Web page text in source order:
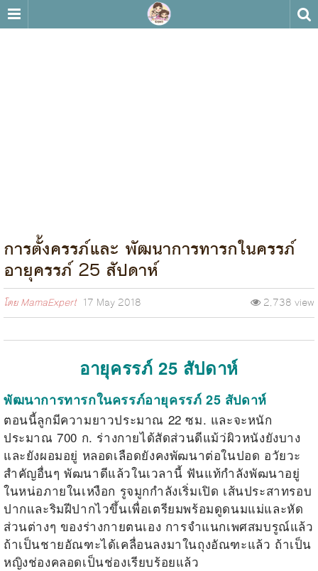
การตั้งครรภ์และ พัฒนาการทารกในครรภ์
อายุครรภ์ 25 สัปดาห์
โดยMamaExpert 17 May 2018 2,738 view
อายุครรภ์ 25 สัปดาห์
พัฒนาการทารกในครรภ์อายุครรภ์ 25 สัปดาห์
ตอนนี้ลูกมีความยาวประมาณ 22 ซม. และจะหนัก
ประมาณ 700 ก. ร่างกายได้สัดส่วนดีแม้ว่ผิวหนังยังบาง
และยังผอมอยู่ หลอดเลือดยังคงพัฒนาต่อในปอด อวัยวะ
สำคัญอื่นๆ พัฒนาดีแล้วในเวลานี้ ฟันแท้กำลังพัฒนาอยู่
ในหน่อภายในเหงือก รูจมูกกำลังเริ่มเปิด เส้นประสาทรอบ
ปากและริมฝีปากไวขึ้นเพื่อเตรียมพร้อมดูดนมแม่และหัด
ส่วนต่างๆ ของร่างกายตนเอง การจำแนกเพศสมบรูณ์แล้ว
ถ้าเป็นชายอัณฑะได้เคลื่อนลงมาในถุงอัณฑะแล้ว ถ้าเป็น
หญิงช่องคลอดเป็นช่องเรียบร้อยแล้ว